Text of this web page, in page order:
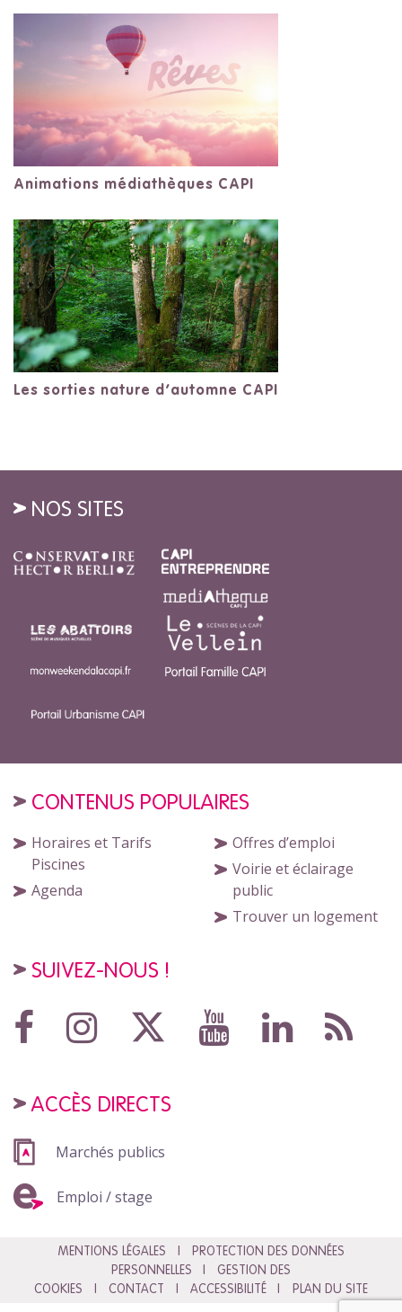
Animations médiathèques CAPI
Les sorties nature d’automne CAPI
NOS SITES
CONTENUS POPULAIRES
Horaires et Tarifs
Piscines
Agenda
Offres d’emploi
Voirie et éclairage
public
Trouver un logement
SUIVEZ-NOUS !
ACCÈS DIRECTS
Marchés publics
Emploi / stage
MENTIONS LÉGALES
PROTECTION DES DONNÉES
PERSONNELLES
GESTION DES
COOKIES
CONTACT ACCESSIBILITÉ PLAN DU SITE